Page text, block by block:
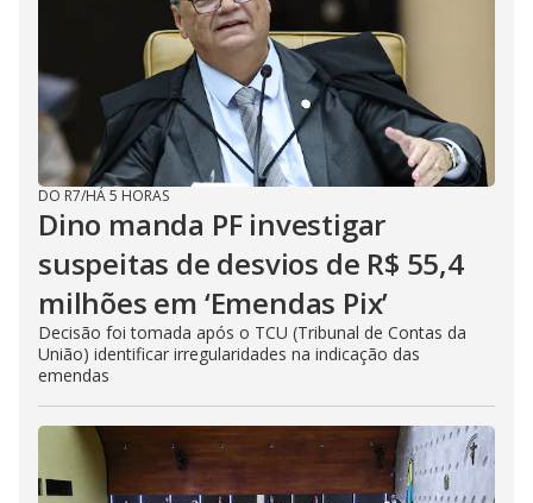
DO R7/HÁ 5 HORAS
Dino manda PF investigar
suspeitas de desvios de R$ 55,4
milhões em ‘Emendas Pix’
Decisão foi tomada após o TCU (Tribunal de Contas da
União) identificar irregularidades na indicação das
emendas